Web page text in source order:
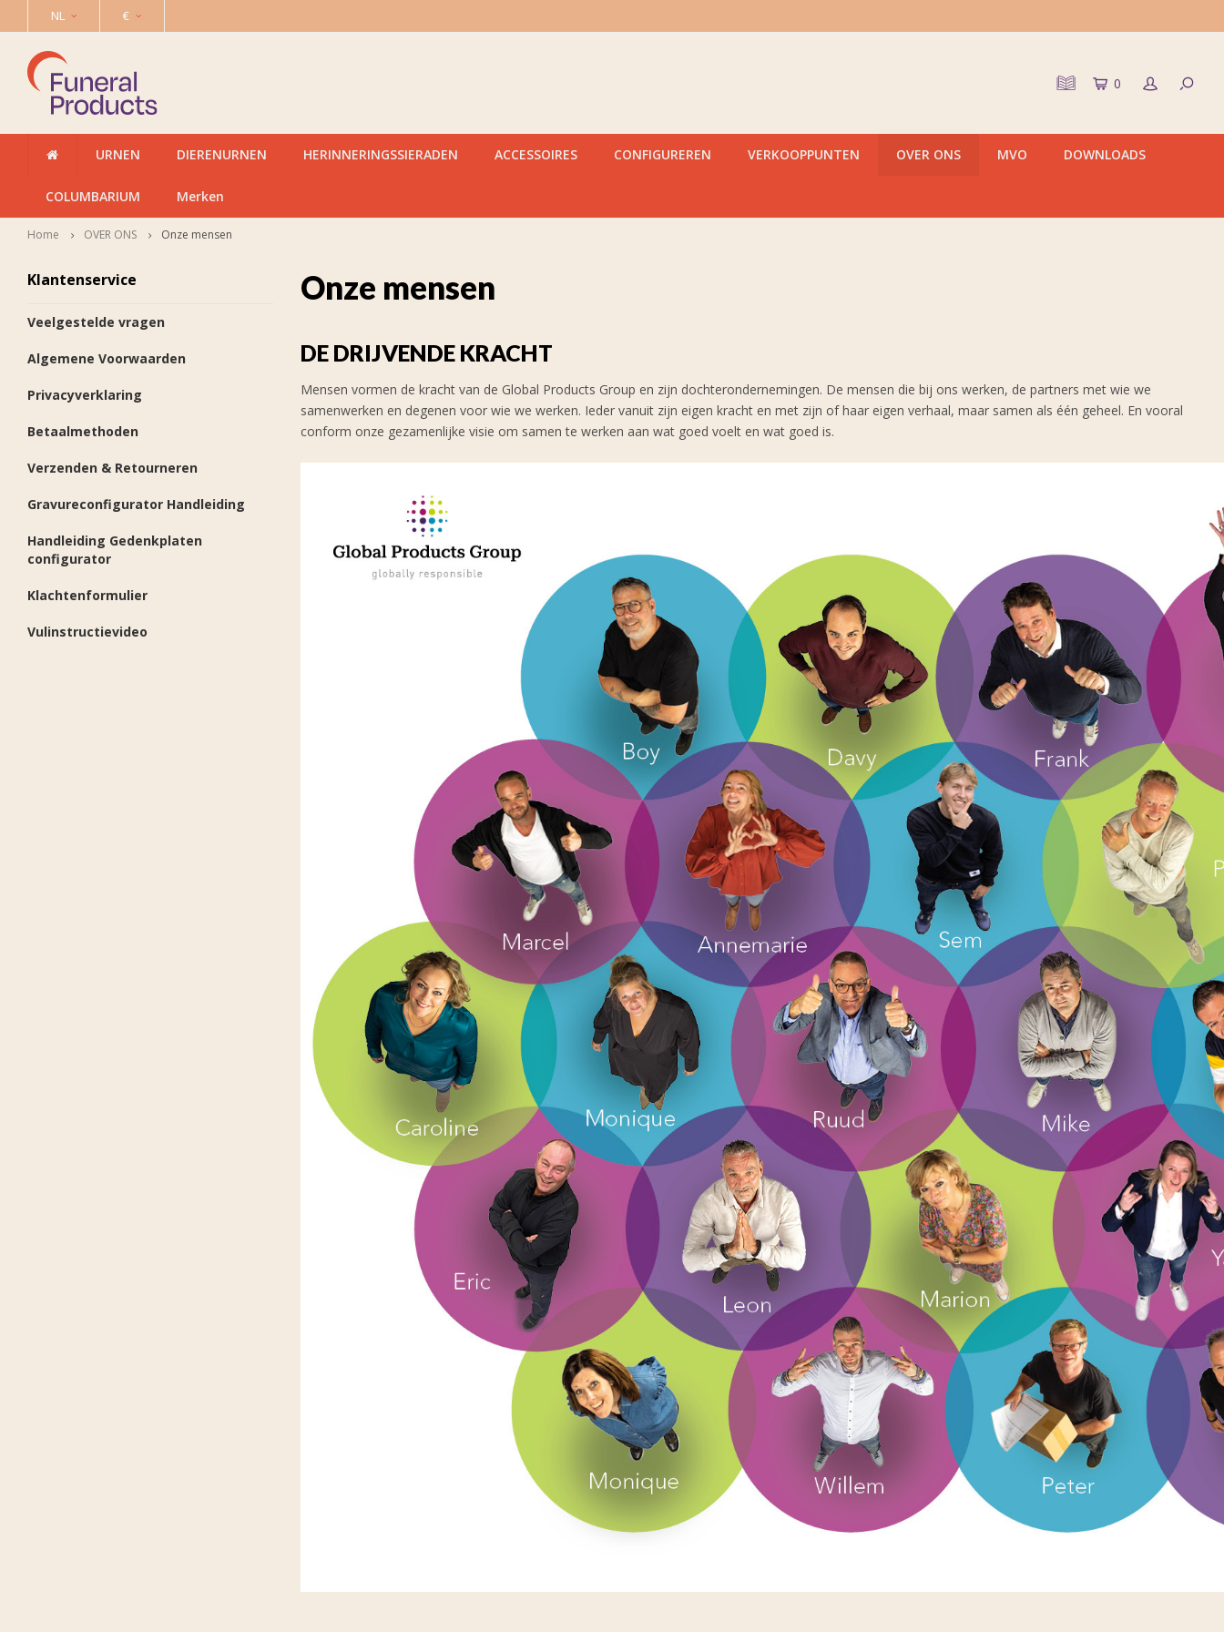
NL €
0
URNEN DIERENURNEN HERINNERINGSSIERADEN ACCESSOIRES CONFIGUREREN VERKOOPPUNTEN OVER ONS MVO DOWNLOADS
COLUMBARIUM Merken
Home OVER ONS Onze mensen
Klantenservice
Veelgestelde vragen
Algemene Voorwaarden
Privacyverklaring
Betaalmethoden
Verzenden & Retourneren
Gravureconfigurator Handleiding
Handleiding Gedenkplaten
configurator
Klachtenformulier
Vulinstructievideo
Onze mensen
DE DRIJVENDE KRACHT
Mensen vormen de kracht van de Global Products Group en zijn dochterondernemingen. De mensen die bij ons werken, de partners met wie we
samenwerken en degenen voor wie we werken. Ieder vanuit zijn eigen kracht en met zijn of haar eigen verhaal, maar samen als één geheel. En vooral
conform onze gezamenlijke visie om samen te werken aan wat goed voelt en wat goed is.